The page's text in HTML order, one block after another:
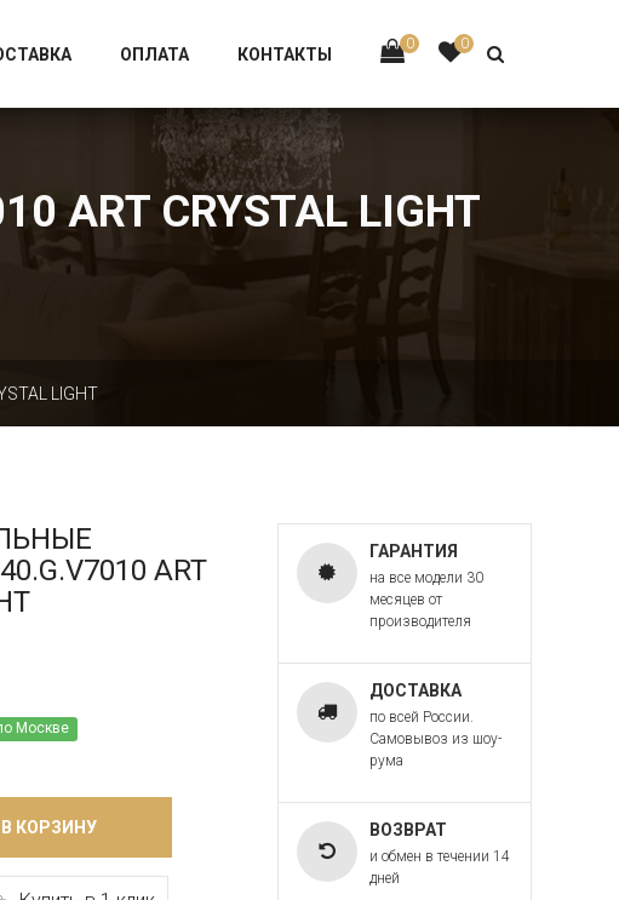
0 0
ОПЛАТА КОНТАКТЫ
ART CRYSTAL LIGHT
LIGHT
ART
Москве
В КОРЗИНУ
ГАРАНТИЯ
на все модели 30
месяцев от
производителя
ДОСТАВКА
по всей России.
Самовывоз из шоу-
рума
ВОЗВРАТ
и обмен в течении 14
дней